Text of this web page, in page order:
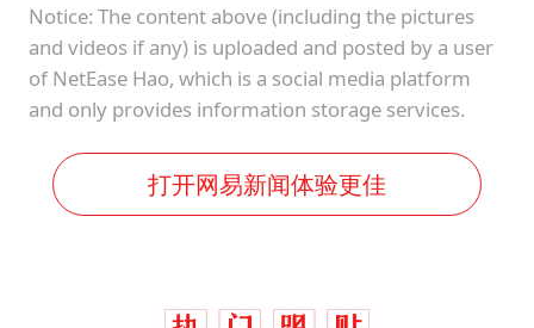
Notice: The content above (including the pictures
and videos if any) is uploaded and posted by a user
of NetEase Hao, which is a social media platform
and only provides information storage services.
打开网易新闻体验更佳